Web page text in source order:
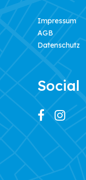
Impressum
AGB
Datenschutz
Social